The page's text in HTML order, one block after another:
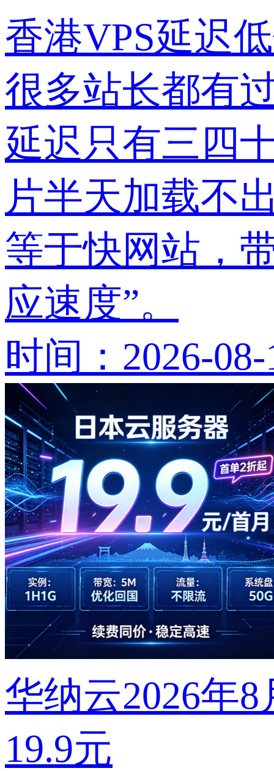
香港VPS延迟
很多站长都有
延迟只有三四
片半天加载不
等于快网站，
应速度”。
时间：2026-08-
华纳云2026年
19.9元